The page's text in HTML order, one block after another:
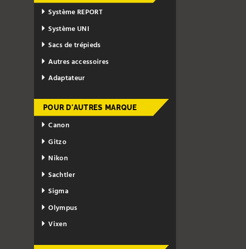
Système REPORT
Système UNI
Sacs de trépieds
Autres accessoires
Adaptateur
POUR D'AUTRES MARQUE
Canon
Gitzo
Nikon
Sachtler
Sigma
Olympus
Vixen